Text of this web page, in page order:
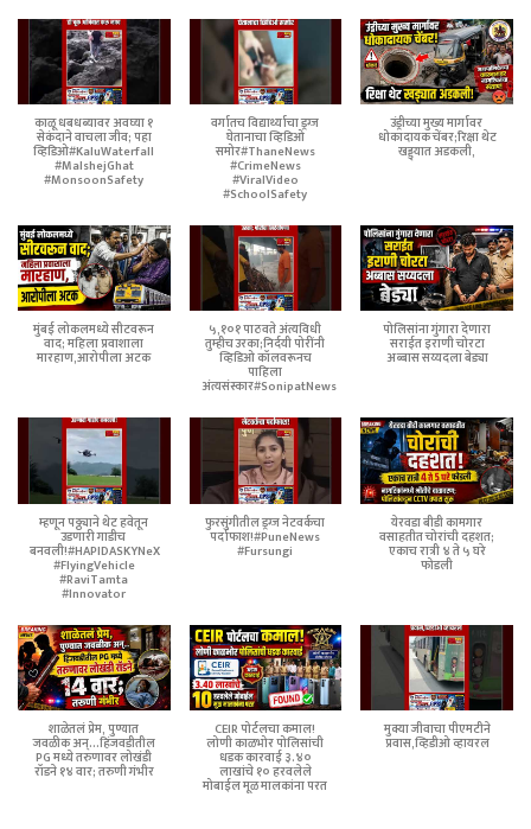
काळू धबधब्यावर अवघ्या १
सेकंदाने वाचला जीव; पहा
व्हिडिओ#KaluWaterfall
#MalshejGhat
#MonsoonSafety
वर्गातच विद्यार्थ्याचा ड्रग्ज
घेतानाचा व्हिडिओ
समोर#ThaneNews
#CrimeNews
#ViralVideo
#SchoolSafety
उंड्रीच्या मुख्य मार्गावर
धोकादायक चेंबर;रिक्षा थेट
खड्ड्यात अडकली,
मुंबई लोकलमध्ये सीटवरून
वाद; महिला प्रवाशाला
मारहाण,आरोपीला अटक
५,१०१ पाठवते अंत्यविधी
तुम्हीच उरका;निर्दयी पोरींनी
व्हिडिओ कॉलवरूनच
पाहिला
अंत्यसंस्कार#SonipatNews
पोलिसांना गुंगारा देणारा
सराईत इराणी चोरटा
अब्बास सय्यदला बेड्या
म्हणून पठ्ठ्याने थेट हवेतून
उडणारी गाडीच
बनवली!#HAPIDASKYNeX
#FlyingVehicle
#RaviTamta
#Innovator
फुरसुंगीतील ड्रग्ज नेटवर्कचा
पर्दाफाश!#PuneNews
#Fursungi
येरवडा बीडी कामगार
वसाहतीत चोरांची दहशत;
एकाच रात्री ४ ते ५ घरे
फोडली
शाळेतलं प्रेम, पुण्यात
जवळीक अन्...हिंजवडीतील
PG मध्ये तरुणावर लोखंडी
रॉडने १४ वार; तरुणी गंभीर
CEIR पोर्टलचा कमाल!
लोणी काळभोर पोलिसांची
धडक कारवाई ३.४०
लाखांचे १० हरवलेले
मोबाईल मूळ मालकांना परत
मुक्या जीवाचा पीएमटीने
प्रवास,व्हिडीओ व्हायरल